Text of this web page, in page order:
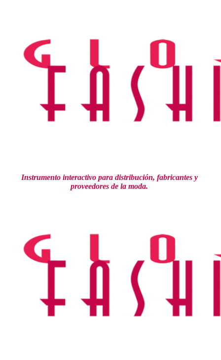
Instrumento interactivo para distribución, fabricantes y
proveedores de la moda.